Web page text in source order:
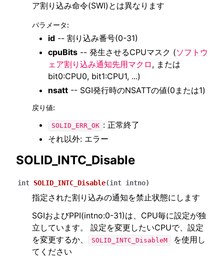
ア割り込み命令(SWI)とは異なります
パラメータ:
id -- 割り込み番号(0-31)
cpuBits -- 発生させるCPUマスク (ソフトウ
ェア割り込み通知先用マクロ , または
bit0:CPU0, bit1:CPU1, ...)
nsatt -- SGI発行時のNSATTの値(0または1)
戻り値:
SOLID_ERR_OK : 正常終了
それ以外: エラー
SOLID_INTC_Disable
int SOLID_INTC_Disable(int intno)
指定された割り込みの通知を禁止状態にします
SGIおよびPPI(intno:0-31)は、CPU毎に設定が独
立しています。 設定を変更したいCPUで、設定
を変更するか、
SOLID_INTC_DisableM
を使用し
てください